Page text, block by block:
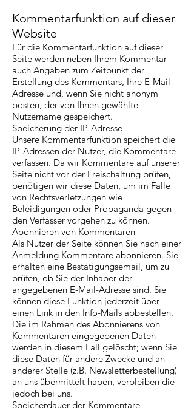
Kommentarfunktion auf dieser
Website
Für die Kommentarfunktion auf dieser
Seite werden neben Ihrem Kommentar
auch Angaben zum Zeitpunkt der
Erstellung des Kommentars, Ihre E-Mail-
Adresse und, wenn Sie nicht anonym
posten, der von Ihnen gewählte
Nutzername gespeichert.
Speicherung der IP-Adresse
Unsere Kommentarfunktion speichert die
IP-Adressen der Nutzer, die Kommentare
verfassen. Da wir Kommentare auf unserer
Seite nicht vor der Freischaltung prüfen,
benötigen wir diese Daten, um im Falle
von Rechtsverletzungen wie
Beleidigungen oder Propaganda gegen
den Verfasser vorgehen zu können.
Abonnieren von Kommentaren
Als Nutzer der Seite können Sie nach einer
Anmeldung Kommentare abonnieren. Sie
erhalten eine Bestätigungsemail, um zu
prüfen, ob Sie der Inhaber der
angegebenen E-Mail-Adresse sind. Sie
können diese Funktion jederzeit über
einen Link in den Info-Mails abbestellen.
Die im Rahmen des Abonnierens von
Kommentaren eingegebenen Daten
werden in diesem Fall gelöscht; wenn Sie
diese Daten für andere Zwecke und an
anderer Stelle (z.B. Newsletterbestellung)
an uns übermittelt haben, verbleiben die
jedoch bei uns.
Speicherdauer der Kommentare